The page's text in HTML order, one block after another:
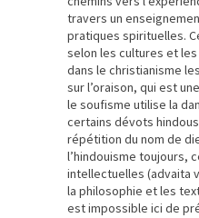
travers un
pratiques spirituelles.
selon les cultures et
dans le christianisme
sur l’oraison, qui est
le soufisme utilise la
certains dévots
répétition du nom de
l’hindouisme toujours,
intellectuelles (advaita
la philosophie et les
est impossible ici de